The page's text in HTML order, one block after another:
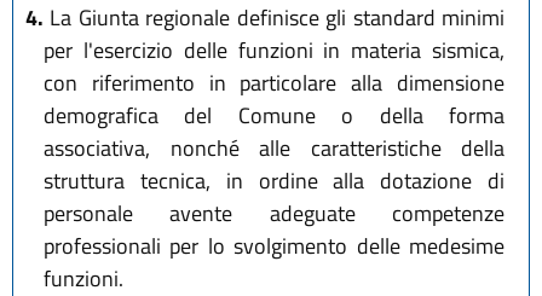
4. La Giunta regionale definisce gli standard minimi
per l'esercizio delle funzioni in materia sismica,
con riferimento in particolare alla dimensione
demografica del Comune o della forma
associativa, nonché alle caratteristiche della
struttura tecnica, in ordine alla dotazione di
personale avente adeguate competenze
professionali per lo svolgimento delle medesime
funzioni.